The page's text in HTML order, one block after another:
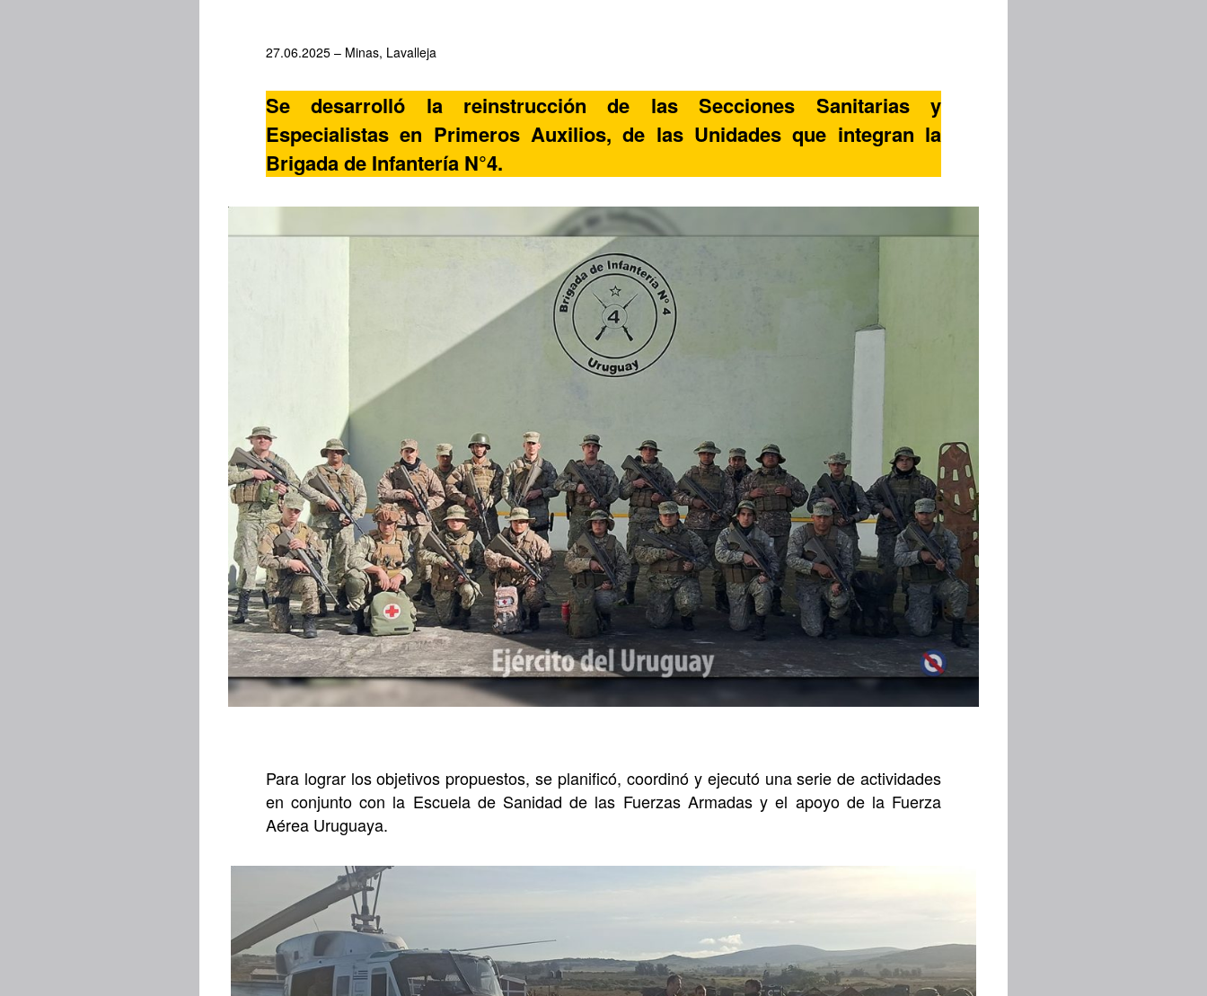
27.06.2025 – Minas, Lavalleja
Se desarrolló la reinstrucción de las Secciones Sanitarias y
Especialistas en Primeros Auxilios, de las Unidades que integran la
Brigada de Infantería N°4.
Para lograr los objetivos propuestos, se planificó, coordinó y ejecutó una serie de actividades
en conjunto con la Escuela de Sanidad de las Fuerzas Armadas y el apoyo de la Fuerza
Aérea Uruguaya.